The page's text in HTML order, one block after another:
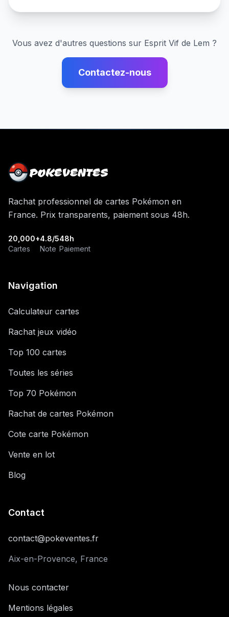
Vous avez d'autres questions sur Esprit Vif de Lem ?
Contactez-nous
POKEVENTES
Rachat professionnel de cartes Pokémon en
France. Prix transparents, paiement sous 48h.
20,000+
Cartes
4.8/5
Note
48h
Paiement
Navigation
Calculateur cartes
Rachat jeux vidéo
Top 100 cartes
Toutes les séries
Top 70 Pokémon
Rachat de cartes Pokémon
Cote carte Pokémon
Vente en lot
Blog
Contact
contact@pokeventes.fr
Aix-en-Provence, France
Nous contacter
Mentions légales